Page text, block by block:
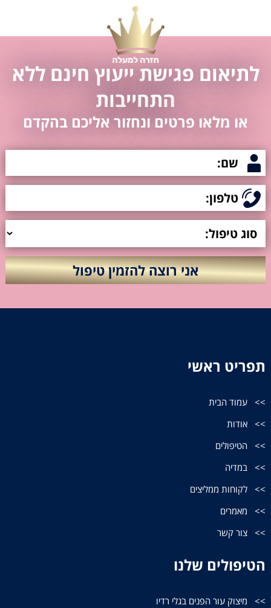
לתיאום פגישת ייעוץ חינם ללא
התחייבות
או מלאו פרטים ונחזור אליכם בהקדם
תפריט ראשי
עמוד הבית
אודות
הטיפולים
במדיה
לקוחות ממליצים
מאמרים
צור קשר
הטיפולים שלנו
מיצוק עור הפנים בגלי רדיו